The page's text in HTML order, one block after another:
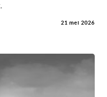
21 mei 2026